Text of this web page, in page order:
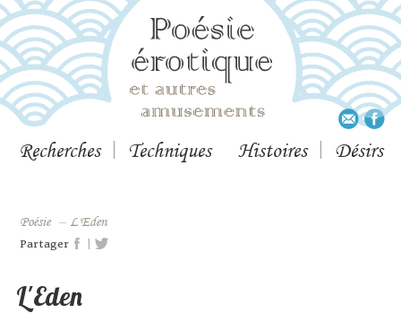
Recherches Techniques Histoires Désirs
Poésie – L'Eden
Partager |
L'Eden